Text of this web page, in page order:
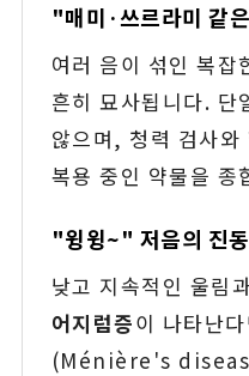
"매미·쓰르라미 같
여러 음이 섞인 복잡
흔히 묘사됩니다. 단
않으며, 청력 검사
복용 중인 약물을 종
"윙윙~" 저음의 진
낮고 지속적인 울림
어지럼증이 나타난
(Ménière's